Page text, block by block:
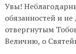
Увы!
обязанностей и
отвергнутым
Величию, о